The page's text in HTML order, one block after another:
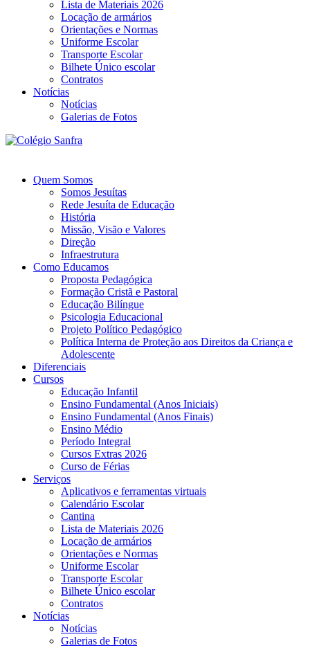
Lista de Materiais 2026
Locação de armários
Orientações e Normas
Uniforme Escolar
Transporte Escolar
Bilhete Único escolar
Contratos
Notícias
Notícias
Galerias de Fotos
Quem Somos
Somos Jesuítas
Rede Jesuíta de Educação
História
Missão, Visão e Valores
Direção
Infraestrutura
Como Educamos
Proposta Pedagógica
Formação Cristã e Pastoral
Educação Bilíngue
Psicologia Educacional
Projeto Político Pedagógico
Política Interna de Proteção aos Direitos da Criança e
Adolescente
Diferenciais
Cursos
Educação Infantil
Ensino Fundamental (Anos Iniciais)
Ensino Fundamental (Anos Finais)
Ensino Médio
Período Integral
Cursos Extras 2026
Curso de Férias
Serviços
Aplicativos e ferramentas virtuais
Calendário Escolar
Cantina
Lista de Materiais 2026
Locação de armários
Orientações e Normas
Uniforme Escolar
Transporte Escolar
Bilhete Único escolar
Contratos
Notícias
Notícias
Galerias de Fotos